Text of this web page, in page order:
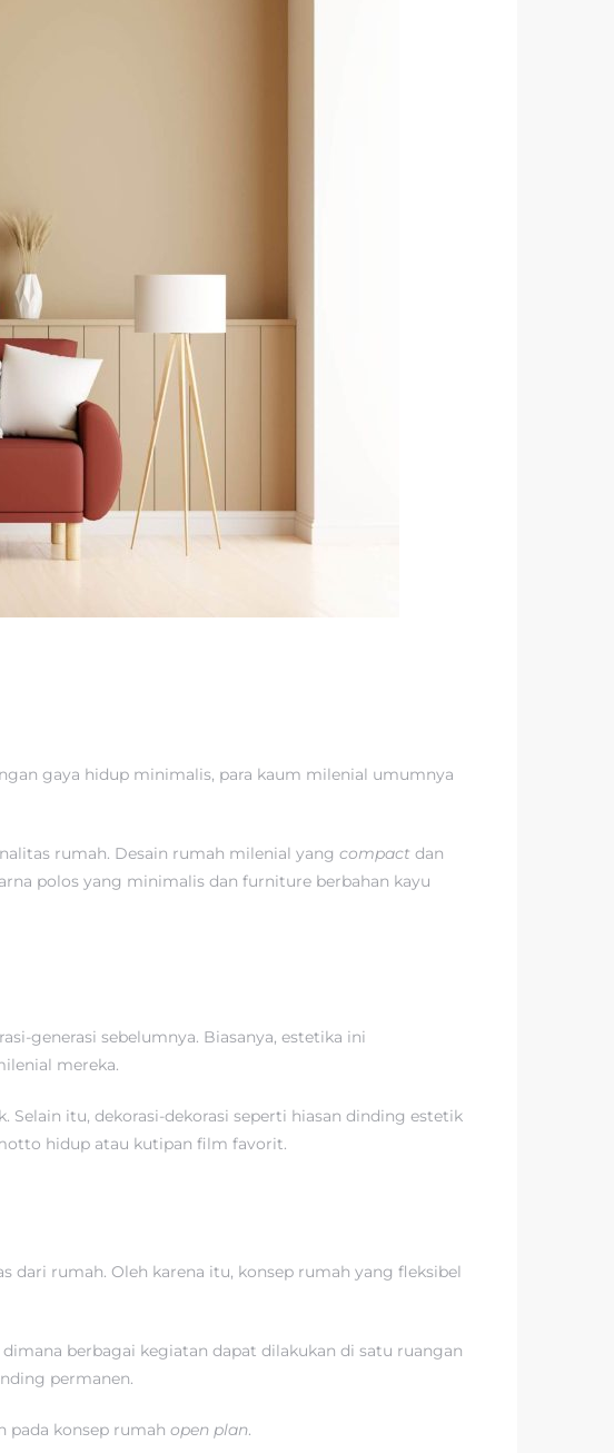
gaya hidup minimalis, para kaum milenial umumnya
rumah. Desain rumah milenial yang compact dan
polos yang minimalis dan furniture berbahan kayu
generasi sebelumnya. Biasanya, estetika ini
mereka.
itu, dekorasi-dekorasi seperti hiasan dinding estetik
hidup atau kutipan film favorit.
dari rumah. Oleh karena itu, konsep rumah yang fleksibel
dimana berbagai kegiatan dapat dilakukan di satu ruangan
permanen.
pada konsep rumah open plan.